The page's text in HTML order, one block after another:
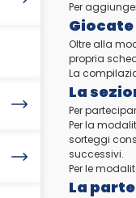
Per
Oltre alla
propria
La
La
Per
Per la
sorteggi
successivi.
Per le
La